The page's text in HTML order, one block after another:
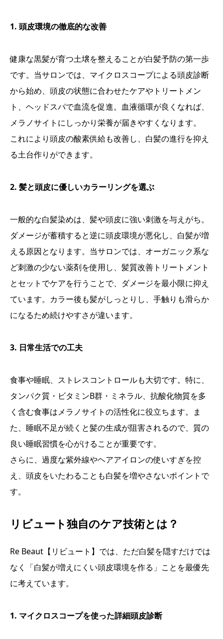
1. 頭皮環境の徹底的な改善
健康な黒髪が育つ土壌を整えることが白髪予防の第一歩
です。当サロンでは、マイクロスコープによる頭皮診断
から始め、頭皮の状態に合わせたケアやトリートメン
ト、ヘッドスパで血流を促進。血液循環が良くなれば、
メラノサイトにしっかり栄養が届きやすくなります。
これにより頭皮の酸素供給も改善し、白髪の進行を抑え
る土台作りができます。
2. 髪と頭皮に優しいカラーリングを選ぶ
一般的な白髪染めは、髪や頭皮に強い刺激を与えがち。
ダメージが蓄積すると逆に頭皮環境が悪化し、白髪が増
える原因となります。当サロンでは、オーガニック系な
ど刺激の少ない薬剤を使用し、髪質改善トリートメント
とセットでケアを行うことで、ダメージを最小限に抑え
ています。カラー後も髪がしっとりし、手触りも滑らか
になるため続けやすさが違います。
3. 日常生活での工夫
食事や睡眠、ストレスコントロールも大切です。特に、
タンパク質・ビタミンB群・ミネラル、抗酸化物質を多
く含む食事はメラノサイトの活性化に役立ちます。ま
た、睡眠不足が続くと髪の生成が阻害されるので、質の
良い睡眠習慣を心がけることが重要です。
さらに、過度な紫外線やヘアアイロンの使いすぎを控
え、頭皮をいたわることも白髪を増やさないポイントで
す。
リビュート独自のケア技術とは？
Re Beaut【リビュート】では、ただ白髪を隠すだけでは
なく「白髪が増えにくい頭皮環境を作る」ことを最優先
に考えています。
1. マイクロスコープを使った詳細頭皮診断